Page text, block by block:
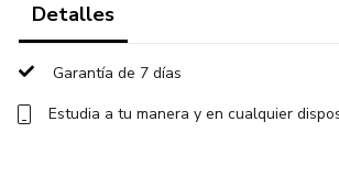
Detalles
Garantía de 7 días
Estudia a tu manera y en cualquier